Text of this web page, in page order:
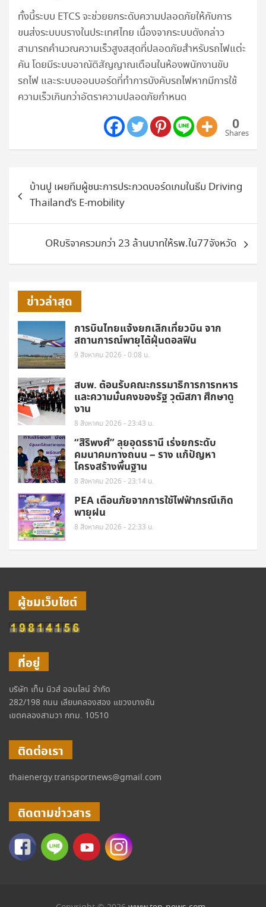
ทั้งนี้ระบบ ETCS จะช่วยยกระดับความปลอดภัยให้กับการ
ขนส่งระบบบรางในประเทศไทย เนื่องจากระบบดังกล่าว
สามารถคำนวณความเร็วสูงสสุดที่ปลอดภัยสำหรับรถไฟแต่ะ
คัน โดยมีระบบอาณัติสัญญาณเตือนในห้องพนักงานขับ
รถไฟ และระบบออนบอร์ดที่ทำการบังคับรถไฟหากมีการใช้
ความเร็วเกินกว่าอัตราความปลอดภัยกำหนด
0
Shares
แนะแนว
เรื่องบ้านปู เผยทีมผู้ชนะการประกวดบอร์ดเกมในธีม Driving
Thailand’s E-mobility
ORบริจาครวมกว่า 23 ล้านบาทให้รพ.ใน77จังหวัด
ข่าวล่าสุด
การบินไทยแจ้งยกเลิกเที่ยวบิน จาก
สถานการณ์พายุไต้ฝุ่นดอลฟิน
9 สิงหาคม 2026 - 0:08 น.
สบพ. ต้อนรับคณะกรรมาธิการการทหาร
และความมั่นคงของรัฐ วุฒิสภา ศึกษาดู
งาน
8 สิงหาคม 2026 - 23:43 น.
“สิริพงศ์” ลุยอุดรธานี เร่งยกระดับ
คมนาคมทางถนน – ราง แก้ปัญหา
โครงสร้างพื้นฐาน
8 สิงหาคม 2026 - 23:14 น.
PEA เตือนภัยจากการใช้ไฟฟ้ากรณีเกิด
พายุฝน
8 สิงหาคม 2026 - 22:33 น.
ผู้ชมเว็บไซต์
ที่อยู่
บริษัท เท็น นิวส์ ออนไลน์ จำกัด
282/198 ถนน เลียบคลองสอง แขวงบางชัน
เขตคลองสามวา กทม. 10510
ติดต่อเรา
thaienergy.transportnews@gmail.com
ติดตามข่าวสาร